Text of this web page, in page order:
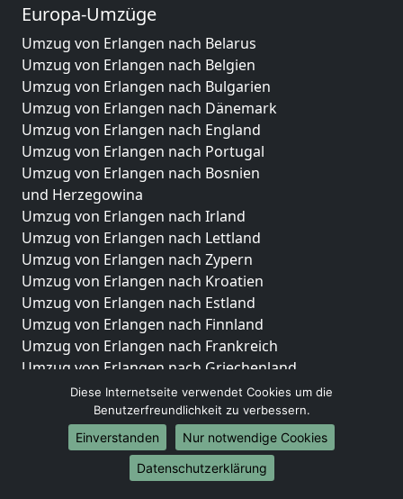
Europa-Umzüge
Umzug von Erlangen nach Belarus
Umzug von Erlangen nach Belgien
Umzug von Erlangen nach Bulgarien
Umzug von Erlangen nach Dänemark
Umzug von Erlangen nach England
Umzug von Erlangen nach Portugal
Umzug von Erlangen nach Bosnien
und Herzegowina
Umzug von Erlangen nach Irland
Umzug von Erlangen nach Lettland
Umzug von Erlangen nach Zypern
Umzug von Erlangen nach Kroatien
Umzug von Erlangen nach Estland
Umzug von Erlangen nach Finnland
Umzug von Erlangen nach Frankreich
Umzug von Erlangen nach Griechenland
Umzug von Erlangen nach Italien
Umzug von Erlangen nach Liechtenstein
Umzug von Erlangen nach Luxemburg
Umzug von Erlangen nach Niederlande
Umzug von Erlangen nach Norwegen
Diese Internetseite verwendet Cookies um die
Benutzerfreundlichkeit zu verbessern.
Einverstanden
Nur notwendige Cookies
Datenschutzerklärung